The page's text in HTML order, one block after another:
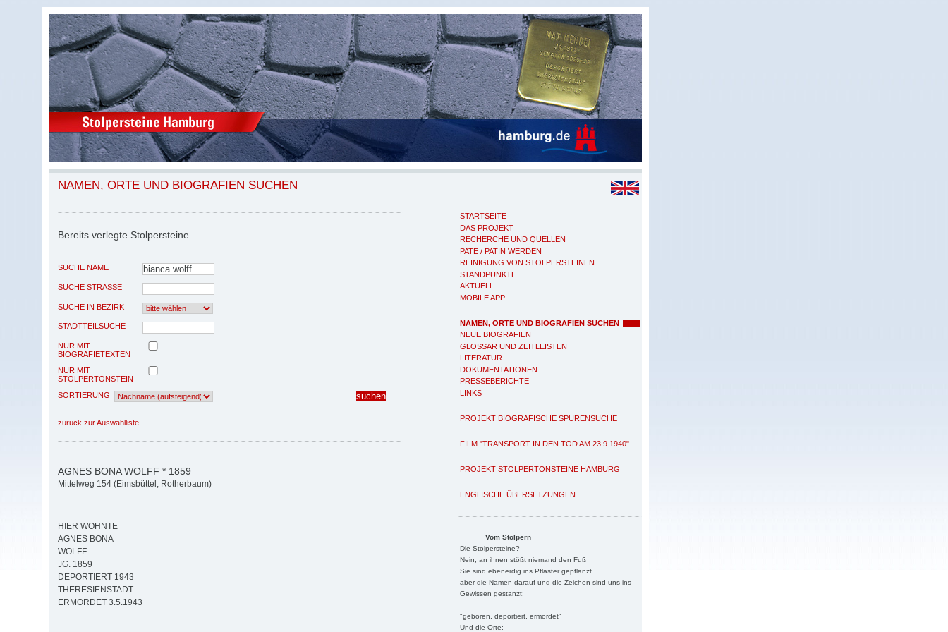
STARTSEITE
DAS PROJEKT
RECHERCHE UND QUELLEN
PATE / PATIN WERDEN
REINIGUNG VON STOLPERSTEINEN
STANDPUNKTE
AKTUELL
MOBILE APP
NAMEN, ORTE UND BIOGRAFIEN SUCHEN
NEUE BIOGRAFIEN
GLOSSAR UND ZEITLEISTEN
LITERATUR
DOKUMENTATIONEN
PRESSEBERICHTE
LINKS
PROJEKT BIOGRAFISCHE SPURENSUCHE
FILM "TRANSPORT IN DEN TOD AM 23.9.1940"
PROJEKT STOLPERTONSTEINE HAMBURG
ENGLISCHE ÜBERSETZUNGEN
Vom Stolpern
Die Stolpersteine?
Nein, an ihnen stößt niemand den Fuß
Sie sind ebenerdig ins Pflaster gepflanzt
aber die Namen darauf und die Zeichen sind uns ins
Gewissen gestanzt:
"geboren, deportiert, ermordet"
Und die Orte:
NAMEN, ORTE UND BIOGRAFIEN SUCHEN
Bereits verlegte Stolpersteine
SUCHE NAME
SUCHE STRASSE
SUCHE IN BEZIRK
STADTTEILSUCHE
NUR MIT
BIOGRAFIETEXTEN
NUR MIT
STOLPERTONSTEIN
SORTIERUNG
zurück zur Auswahlliste
AGNES BONA WOLFF * 1859
Mittelweg 154 (Eimsbüttel, Rotherbaum)
HIER WOHNTE
AGNES BONA
WOLFF
JG. 1859
DEPORTIERT 1943
THERESIENSTADT
ERMORDET 3.5.1943